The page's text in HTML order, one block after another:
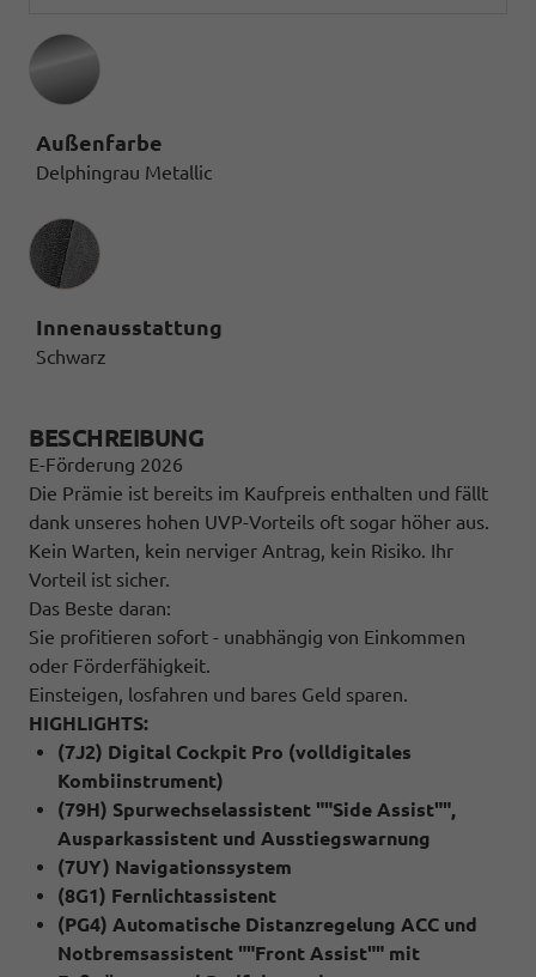
Außenfarbe
Delphingrau Metallic
Innenausstattung
Innenausstattung
Schwarz
BESCHREIBUNG
E-Förderung 2026
Die Prämie ist bereits im Kaufpreis enthalten und fällt
dank unseres hohen UVP-Vorteils oft sogar höher aus.
Kein Warten, kein nerviger Antrag, kein Risiko. Ihr
Vorteil ist sicher.
Das Beste daran:
Sie profitieren sofort - unabhängig von Einkommen
oder Förderfähigkeit.
Einsteigen, losfahren und bares Geld sparen.
HIGHLIGHTS:
(7J2) Digital Cockpit Pro (volldigitales
Kombiinstrument)
(79H) Spurwechselassistent ""Side Assist"",
Ausparkassistent und Ausstiegswarnung
(7UY) Navigationssystem
(8G1) Fernlichtassistent
(PG4) Automatische Distanzregelung ACC und
Notbremsassistent ""Front Assist"" mit